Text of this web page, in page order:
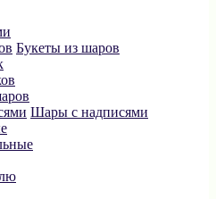
Букеты из шаров
Шары с надписями